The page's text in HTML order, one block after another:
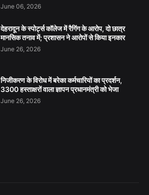
June 06, 2026
देहरादून के स्पोर्ट्स कॉलेज में रैगिंग के आरोप, दो छात्र
मानसिक तनाव में; प्रशासन ने आरोपों से किया इनकार
June 26, 2026
निजीकरण के विरोध में बरेका कर्मचारियों का प्रदर्शन,
3300 हस्ताक्षरों वाला ज्ञापन प्रधानमंत्री को भेजा
June 26, 2026